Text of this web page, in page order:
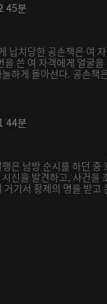
45분
납치당한 공손책은 여
을 쓴 여 자객에게 얼굴
하게 돌아선다. 공손책
44분
은 남방 순시를 하던 중
신을 발견하고, 사건을
거기서 황제의 명을 받고